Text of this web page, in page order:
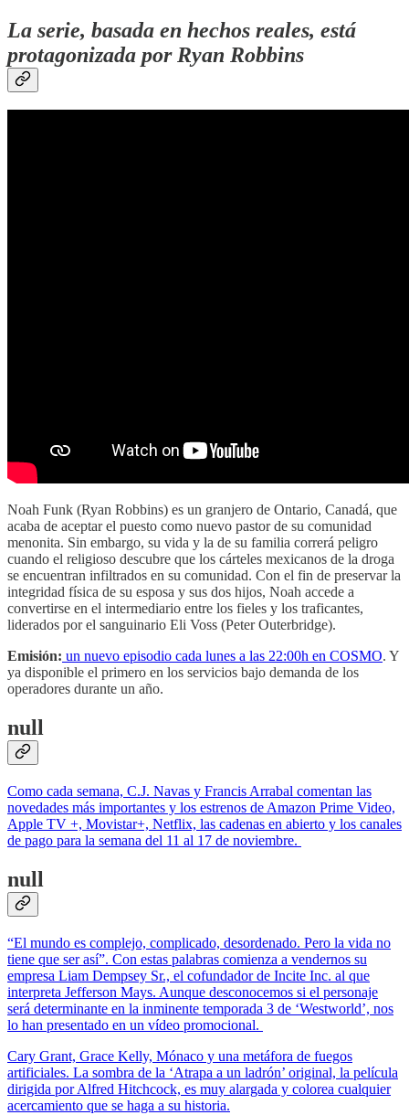
La serie, basada en hechos reales, está
protagonizada por Ryan Robbins
Noah Funk (Ryan Robbins) es un granjero de Ontario, Canadá, que
acaba de aceptar el puesto como nuevo pastor de su comunidad
menonita. Sin embargo, su vida y la de su familia correrá peligro
cuando el religioso descubre que los cárteles mexicanos de la droga
se encuentran infiltrados en su comunidad. Con el fin de preservar la
integridad física de su esposa y sus dos hijos, Noah accede a
convertirse en el intermediario entre los fieles y los traficantes,
liderados por el sanguinario Eli Voss (Peter Outerbridge).
Emisión: un nuevo episodio cada lunes a las 22:00h en COSMO. Y
ya disponible el primero en los servicios bajo demanda de los
operadores durante un año.
null
Como cada semana, C.J. Navas y Francis Arrabal comentan las
novedades más importantes y los estrenos de Amazon Prime Video,
Apple TV +, Movistar+, Netflix, las cadenas en abierto y los canales
de pago para la semana del 11 al 17 de noviembre.
null
“El mundo es complejo, complicado, desordenado. Pero la vida no
tiene que ser así”. Con estas palabras comienza a vendernos su
empresa Liam Dempsey Sr., el cofundador de Incite Inc. al que
interpreta Jefferson Mays. Aunque desconocemos si el personaje
será determinante en la inminente temporada 3 de ‘Westworld’, nos
lo han presentado en un vídeo promocional.
Cary Grant, Grace Kelly, Mónaco y una metáfora de fuegos
artificiales. La sombra de la ‘Atrapa a un ladrón’ original, la película
dirigida por Alfred Hitchcock, es muy alargada y colorea cualquier
acercamiento que se haga a su historia.